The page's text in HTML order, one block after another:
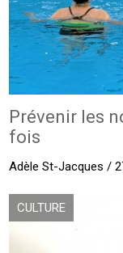
Prévenir les
fois
Adèle St-Jacques /
CULTURE